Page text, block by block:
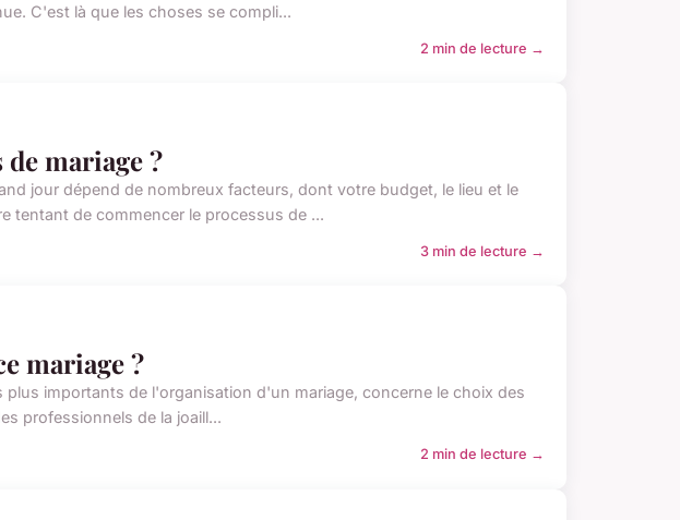
C'est là que les choses se compli...
2 min de lecture →
mariage ?
jour dépend de nombreux facteurs, dont votre budget, le lieu et le
tentant de commencer le processus de ...
3 min de lecture →
mariage ?
importants de l'organisation d'un mariage, concerne le choix des
professionnels de la joaill...
2 min de lecture →